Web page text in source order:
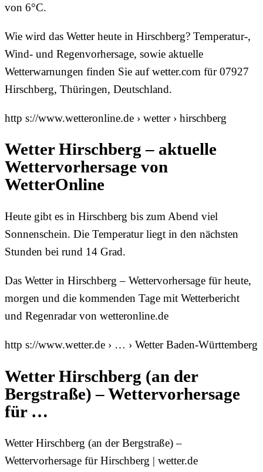
von 6°C.
Wie wird das Wetter heute in Hirschberg? Temperatur-,
Wind- und Regenvorhersage, sowie aktuelle
Wetterwarnungen finden Sie auf wetter.com für 07927
Hirschberg, Thüringen, Deutschland.
http s://www.wetteronline.de › wetter › hirschberg
Wetter Hirschberg – aktuelle
Wettervorhersage von
WetterOnline
Heute gibt es in Hirschberg bis zum Abend viel
Sonnenschein. Die Temperatur liegt in den nächsten
Stunden bei rund 14 Grad.
Das Wetter in Hirschberg – Wettervorhersage für heute,
morgen und die kommenden Tage mit Wetterbericht
und Regenradar von wetteronline.de
http s://www.wetter.de › … › Wetter Baden-Württemberg
Wetter Hirschberg (an der
Bergstraße) – Wettervorhersage
für …
Wetter Hirschberg (an der Bergstraße) –
Wettervorhersage für Hirschberg | wetter.de